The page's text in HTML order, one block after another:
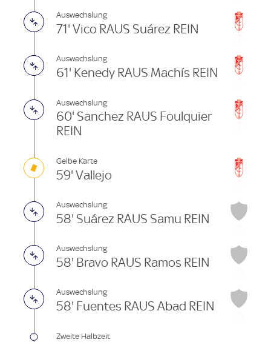
Auswechslung
71' Vico RAUS Suárez REIN
Auswechslung
61' Kenedy RAUS Machís REIN
Auswechslung
60' Sanchez RAUS Foulquier
REIN
Gelbe Karte
59' Vallejo
Auswechslung
58' Suárez RAUS Samu REIN
Auswechslung
58' Bravo RAUS Ramos REIN
Auswechslung
58' Fuentes RAUS Abad REIN
Zweite Halbzeit